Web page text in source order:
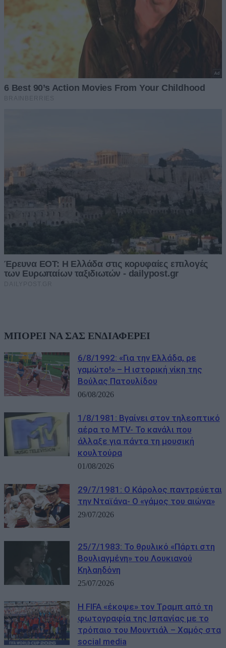
ΜΠΟΡΕΙ ΝΑ ΣΑΣ ΕΝΔΙΑΦΕΡΕΙ
6/8/1992: «Για την Ελλάδα, ρε
γαμώτο!» – Η ιστορική νίκη της
Βούλας Πατουλίδου
06/08/2026
1/8/1981: Βγαίνει στον τηλεοπτικό
αέρα το MTV- Το κανάλι που
άλλαξε για πάντα τη μουσική
κουλτούρα
01/08/2026
29/7/1981: Ο Κάρολος παντρεύεται
την Νταϊάνα- Ο «γάμος του αιώνα»
29/07/2026
25/7/1983: Το θρυλικό «Πάρτι στη
Βουλιαγμένη» του Λουκιανού
Κηλαηδόνη
25/07/2026
Η FIFA «έκοψε» τον Τραμπ από τη
φωτογραφία της Ισπανίας με το
τρόπαιο του Μουντιάλ – Χαμός στα
social media